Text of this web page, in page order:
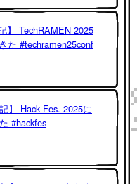
】 TechRAMEN 2025
た #techramen25conf
】 Hack Fes. 2025に
#hackfes